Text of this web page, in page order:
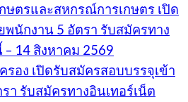
ษตรและสหกรณ์การเกษตร เปิด
พนักงาน 5 อัตรา รับสมัครทาง
14 สิงหาคม 2569
อง เปิดรับสมัครสอบบรรจุเข้า
า รับสมัครทางอินเทอร์เน็ต